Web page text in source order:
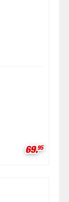
69.95